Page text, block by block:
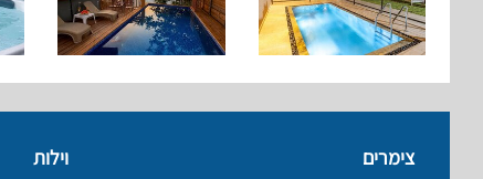
צימרים וילות